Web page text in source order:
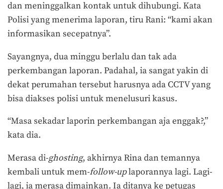
dan meninggalkan kontak untuk dihubungi. Kata
Polisi yang menerima laporan, tiru Rani: “kami akan
informasikan secepatnya”.
Sayangnya, dua minggu berlalu dan tak ada
perkembangan laporan. Padahal, ia sangat yakin di
dekat perumahan tersebut harusnya ada CCTV yang
bisa diakses polisi untuk menelusuri kasus.
“Masa sekadar laporin perkembangan aja enggak?,”
kata dia.
Merasa di-ghosting, akhirnya Rina dan temannya
kembali untuk mem-follow-uplaporannya lagi. Lagi-
lagi, ia merasa dimainkan. Ia ditanya ke petugas